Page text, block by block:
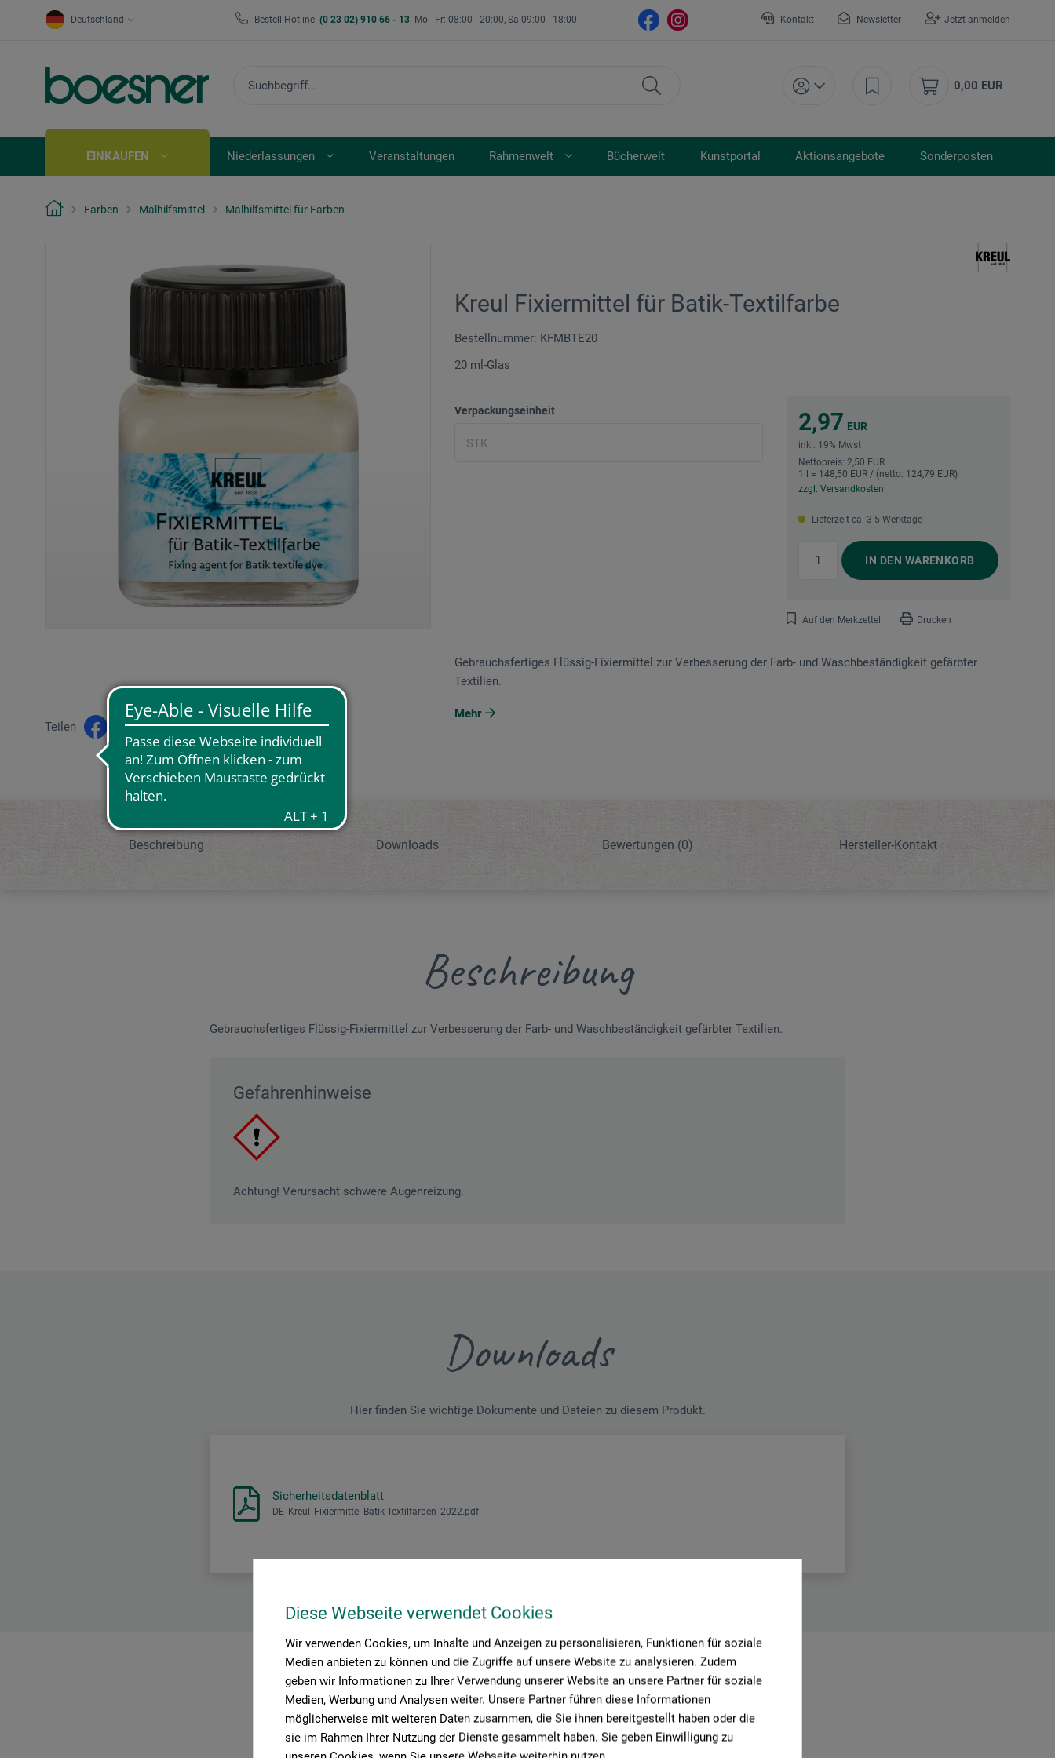
Diese Webseite verwendet Cookies
Wir verwenden Cookies, um Inhalte und Anzeigen zu personalisieren, Funktionen für soziale
Medien anbieten zu können und die Zugriffe auf unsere Website zu analysieren. Zudem
geben wir Informationen zu Ihrer Verwendung unserer Website an unsere Partner für soziale
Medien, Werbung und Analysen weiter. Unsere Partner führen diese Informationen
möglicherweise mit weiteren Daten zusammen, die Sie ihnen bereitgestellt haben oder die
sie im Rahmen Ihrer Nutzung der Dienste gesammelt haben. Sie geben Einwilligung zu
Deutschland Bestell-Hotline (0 23 02) 910 66 - 13 Mo - Fr: 08:00 - 20:00, Sa 09:00 - 18:00 Kontakt Newsletter Jetzt anmelden
0,00 EUR
EINKAUFEN Niederlassungen Veranstaltungen Rahmenwelt Bücherwelt Kunstportal Aktionsangebote Sonderposten
Farben Malhilfsmittel Malhilfsmittel für Farben
Kreul Fixiermittel für Batik-Textilfarbe
Bestellnummer: KFMBTE20
20 ml-Glas
Verpackungseinheit 2,97 EUR
inkl. 19% Mwst
Nettopreis: 2,50 EUR
1 l = 148,50 EUR / (netto: 124,79 EUR)
zzgl. Versandkosten
Lieferzeit ca. 3-5 Werktage
IN DEN WARENKORB
Auf den Merkzettel Drucken
Teilen
Gebrauchsfertiges Flüssig-Fixiermittel zur Verbesserung der Farb- und Waschbeständigkeit gefärbter
Textilien.
Mehr
Beschreibung Downloads Bewertungen (0) Hersteller-Kontakt
Beschreibung
Gebrauchsfertiges Flüssig-Fixiermittel zur Verbesserung der Farb- und Waschbeständigkeit gefärbter Textilien.
Gefahrenhinweise
Achtung! Verursacht schwere Augenreizung.
Downloads
Hier finden Sie wichtige Dokumente und Dateien zu diesem Produkt.
Sicherheitsdatenblatt
DE_Kreul_Fixiermittel-Batik-Textilfarben_2022.pdf
Produktbewertungen (0)